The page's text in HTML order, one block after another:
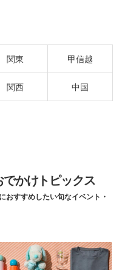
関東 甲信越
関西 中国
かけトピックス
おすすめしたい旬なイベント・